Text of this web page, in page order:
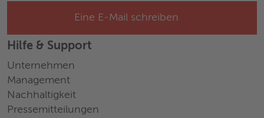
Eine E-Mail schreiben
Hilfe & Support
Unternehmen
Management
Nachhaltigkeit
Pressemitteilungen